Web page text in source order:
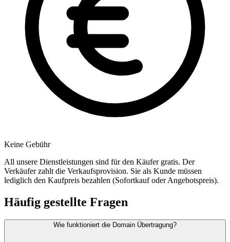
Keine Gebühr
All unsere Dienstleistungen sind für den Käufer gratis. Der
Verkäufer zahlt die Verkaufsprovision. Sie als Kunde müssen
lediglich den Kaufpreis bezahlen (Sofortkauf oder Angebotspreis).
Häufig gestellte Fragen
Wie funktioniert die Domain Übertragung?